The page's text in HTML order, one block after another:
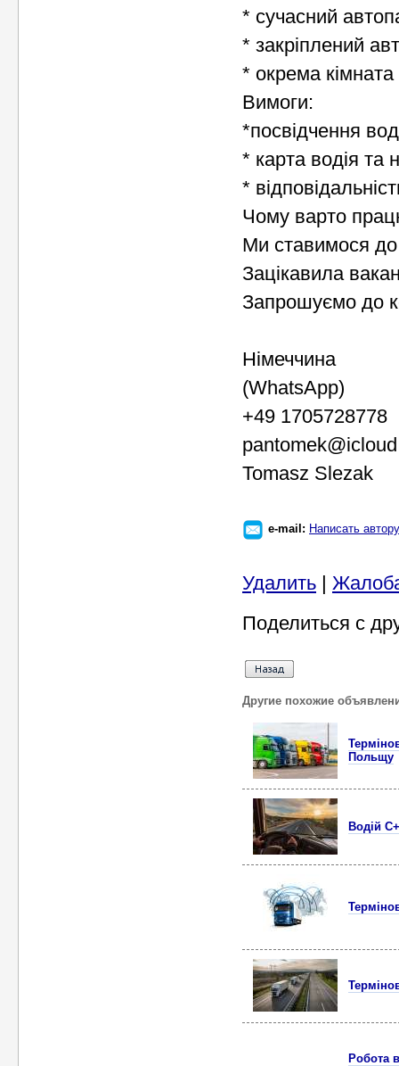
* сучасний
* закріплений
* окрема
Вимоги:
*посвідчення
* карта водія та
*
Чому варто
Ми ставимося до
Зацікавила
Запрошуємо до
Німеччина
(WhatsApp)
+49 1705728778
Tomasz Slezak
e-mail: Написать автору
Удалить |
Поделиться с
Другие похожие
Польщу
Водій
Робота